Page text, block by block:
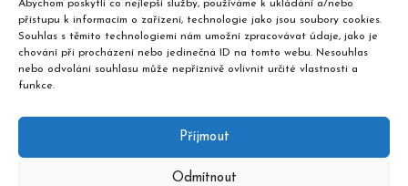
Abychom poskytli co nejlepší služby, používáme k ukládání a/nebo
přístupu k informacím o zařízení, technologie jako jsou soubory cookies.
Souhlas s těmito technologiemi nám umožní zpracovávat údaje, jako je
chování při procházení nebo jedinečná ID na tomto webu. Nesouhlas
nebo odvolání souhlasu může nepříznivě ovlivnit určité vlastnosti a
funkce.
Příjmout
Odmítnout